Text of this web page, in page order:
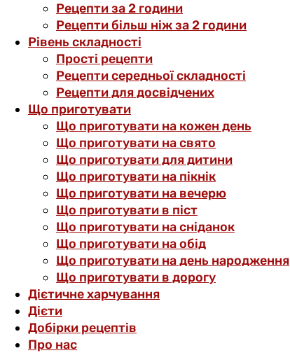
Рецепти за 2 години
Рецепти більш ніж за 2 години
Рівень складності
Прості рецепти
Рецепти середньої складності
Рецепти для досвідчених
Що приготувати
Що приготувати на кожен день
Що приготувати на свято
Що приготувати для дитини
Що приготувати на пікнік
Що приготувати на вечерю
Що приготувати в піст
Що приготувати на сніданок
Що приготувати на обід
Що приготувати на день народження
Що приготувати в дорогу
Дієтичне харчування
Дієти
Добірки рецептів
Про нас